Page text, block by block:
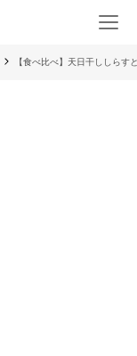
【食べ比べ】天日干ししらす